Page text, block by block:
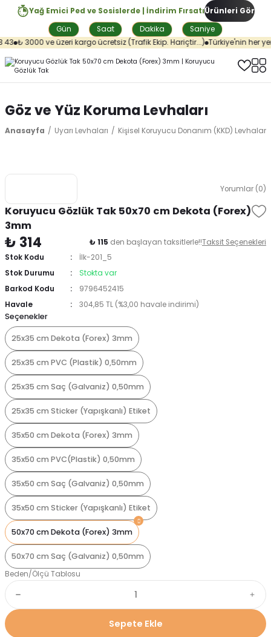
Yağ Emici Ped ve Sosislerde | İndirim Fırsatı
Gün
Saat Dakika Saniye
Ürünleri Gör
₺ 3000 ve üzeri kargo ücretsiz (Trafik Ekip. Hariçtir...) Türkiye'nin her
Göz ve Yüz Koruma Levhaları
Anasayfa Uyarı Levhaları Kişisel Koruyucu Donanım (KKD) Levhaları
Yorumlar (0)
Koruyucu Gözlük Tak 50x70 cm Dekota (Forex)
3mm
₺ 314 ₺ 115 den başlayan taksitlerle!!Taksit Seçenekleri
Stok Kodu
İlk-201_5
Stok Durumu
Stokta var
Barkod Kodu
9796452415
Havale
304,85 TL (%3,00 havale indirimi)
Seçenekler
25x35 cm Dekota (Forex) 3mm
25x35 cm PVC (Plastik) 0,50mm
25x35 cm Saç (Galvaniz) 0,50mm
25x35 cm Sticker (Yapışkanlı) Etiket
35x50 cm Dekota (Forex) 3mm
35x50 cm PVC(Plastik) 0,50mm
35x50 cm Saç (Galvaniz) 0,50mm
35x50 cm Sticker (Yapışkanlı) Etiket
50x70 cm Dekota (Forex) 3mm
50x70 cm Saç (Galvaniz) 0,50mm
Beden/Ölçü Tablosu
Sepete Ekle